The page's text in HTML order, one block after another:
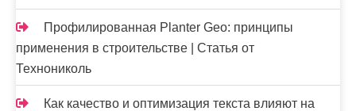
Профилированная Planter Geo: принципы
применения в строительстве | Статья от
Технониколь
Как качество и оптимизация текста влияют на